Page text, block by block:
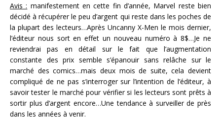
Avis : manifestement en cette fin d’année, Marvel reste bien
décidé à récupérer le peu d’argent qui reste dans les poches de
la plupart des lecteurs…Après Uncanny X-Men le mois dernier,
l’éditeur nous sort en effet un nouveau numéro à 8$…Je ne
reviendrai pas en détail sur le fait que l’augmentation
constante des prix semble s’épanouir sans relâche sur le
marché des comics…mais deux mois de suite, cela devient
compliqué de ne pas s’interroger sur l’intention de l’éditeur, à
savoir tester le marché pour vérifier si les lecteurs sont prêts à
sortir plus d’argent encore…Une tendance à surveiller de près
dans les années à venir.